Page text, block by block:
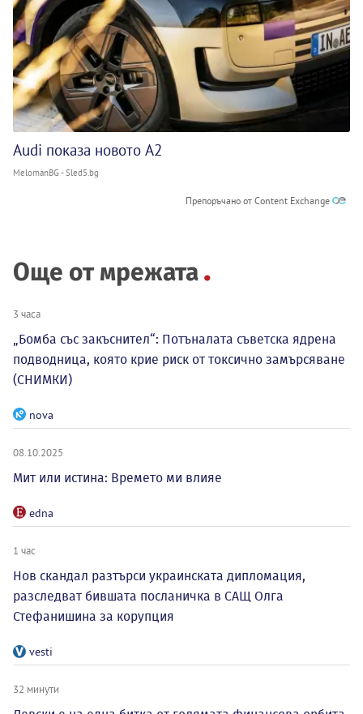
Audi показа новото A2
MelomanBG - Sled5.bg
Препоръчано от Content Exchange
Още от мрежата
3 часа
„Бомба със закъснител“: Потъналата съветска ядрена
подводница, която крие риск от токсично замърсяване
(СНИМКИ)
nova
08.10.2025
Мит или истина: Времето ми влияе
edna
1 час
Нов скандал разтърси украинската дипломация,
разследват бившата посланичка в САЩ Олга
Стефанишина за корупция
vesti
32 минути